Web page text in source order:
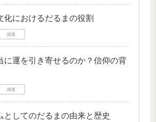
化におけるだるまの役割
開運
に運を引き寄せるのか？信仰の背
開運
としてのだるまの由来と歴史